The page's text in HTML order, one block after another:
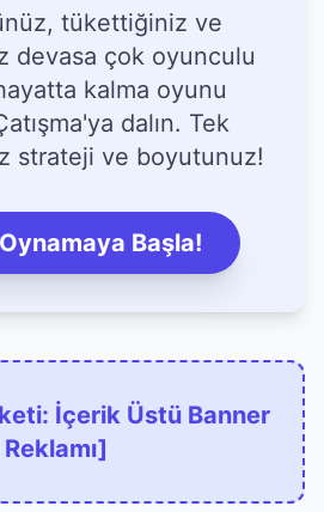
tükettiğiniz ve
devasa çok oyunculu
kalma oyunu
dalın. Tek
strateji ve boyutunuz!
Başla!
İçerik Üstü Banner
Reklamı]